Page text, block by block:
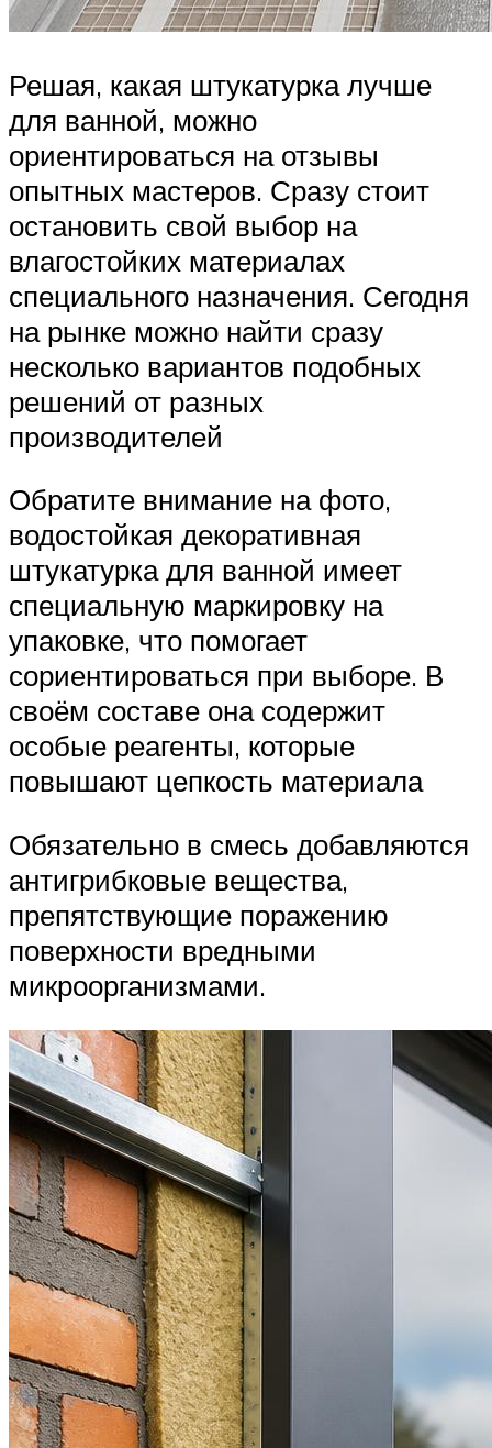
Решая, какая штукатурка лучше
для ванной, можно
ориентироваться на отзывы
опытных мастеров. Сразу стоит
остановить свой выбор на
влагостойких материалах
специального назначения. Сегодня
на рынке можно найти сразу
несколько вариантов подобных
решений от разных
производителей
Обратите внимание на фото,
водостойкая декоративная
штукатурка для ванной имеет
специальную маркировку на
упаковке, что помогает
сориентироваться при выборе. В
своём составе она содержит
особые реагенты, которые
повышают цепкость материала
Обязательно в смесь добавляются
антигрибковые вещества,
препятствующие поражению
поверхности вредными
микроорганизмами.